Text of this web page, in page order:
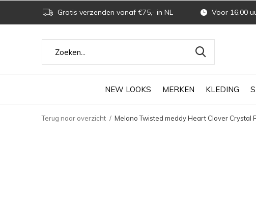
NEW LOOKS MERKEN KLEDING
Gratis verzenden vanaf €75,- in NL Voor 16.00
Terug naar overzicht Melano Twisted meddy Heart Clover Crystal